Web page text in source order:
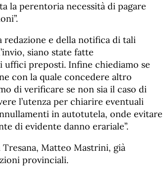
la perentoria necessità di pagare
redazione e della notifica di tali
siano state fatte
uffici preposti. Infine chiediamo se
con la quale concedere altro
di verificare se non sia il caso di
l’utenza per chiarire eventuali
in autotutela, onde evitare
di evidente danno erariale”.
Tresana, Matteo Mastrini, già
provinciali.